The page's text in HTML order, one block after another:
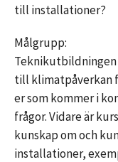
till installationer?
Målgrupp:
Teknikutbildningen
till klimatpåverkan
er som kommer i
frågor. Vidare är
kunskap om och
installationer,